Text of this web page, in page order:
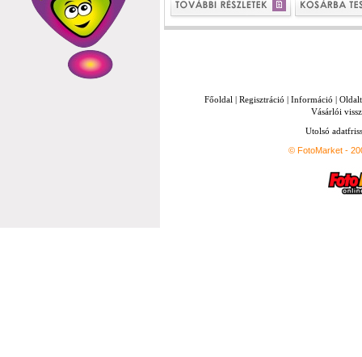
Főoldal | Regisztráció | Információ |
Vásárlói
Utolsó
© FotoMarket -